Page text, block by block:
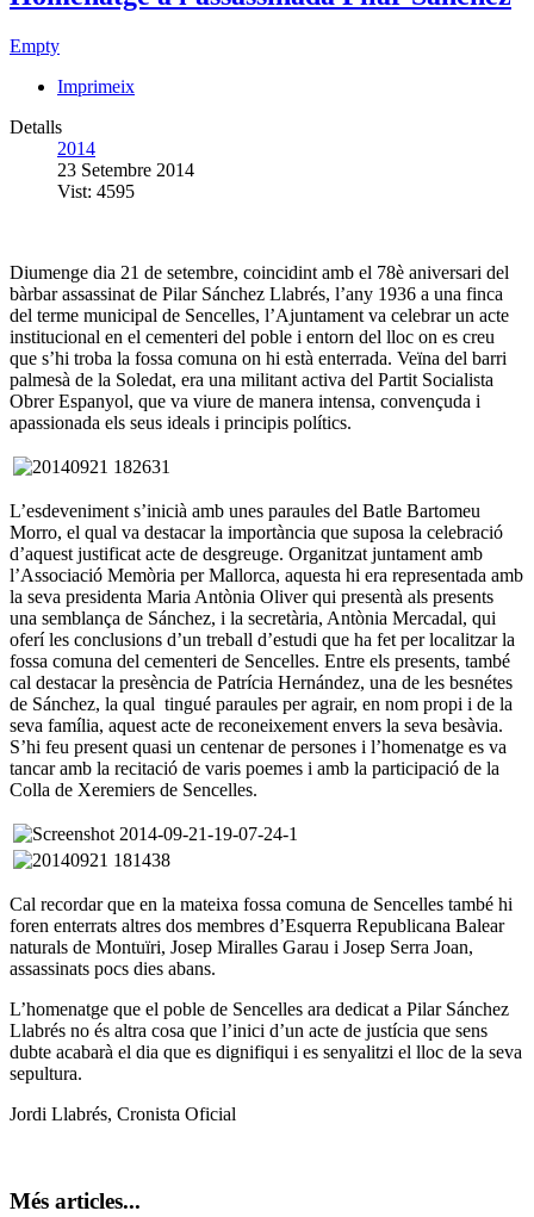
Empty
Imprimeix
Detalls
2014
23 Setembre 2014
Vist: 4595
Diumenge dia 21 de setembre, coincidint amb el 78è aniversari del
bàrbar assassinat de Pilar Sánchez Llabrés, l’any 1936 a una finca
del terme municipal de Sencelles, l’Ajuntament va celebrar un acte
institucional en el cementeri del poble i entorn del lloc on es creu
que s’hi troba la fossa comuna on hi està enterrada. Veïna del barri
palmesà de la Soledat, era una militant activa del Partit Socialista
Obrer Espanyol, que va viure de manera intensa, convençuda i
apassionada els seus ideals i principis polítics.
L’esdeveniment s’inicià amb unes paraules del Batle Bartomeu
Morro, el qual va destacar la importància que suposa la celebració
d’aquest justificat acte de desgreuge. Organitzat juntament amb
l’Associació Memòria per Mallorca, aquesta hi era representada amb
la seva presidenta Maria Antònia Oliver qui presentà als presents
una semblança de Sánchez, i la secretària, Antònia Mercadal, qui
oferí les conclusions d’un treball d’estudi que ha fet per localitzar la
fossa comuna del cementeri de Sencelles. Entre els presents, també
cal destacar la presència de Patrícia Hernández, una de les besnétes
de Sánchez, la qual tingué paraules per agrair, en nom propi i de la
seva família, aquest acte de reconeixement envers la seva besàvia.
S’hi feu present quasi un centenar de persones i l’homenatge es va
tancar amb la recitació de varis poemes i amb la participació de la
Colla de Xeremiers de Sencelles.
Cal recordar que en la mateixa fossa comuna de Sencelles també hi
foren enterrats altres dos membres d’Esquerra Republicana Balear
naturals de Montuïri, Josep Miralles Garau i Josep Serra Joan,
assassinats pocs dies abans.
L’homenatge que el poble de Sencelles ara dedicat a Pilar Sánchez
Llabrés no és altra cosa que l’inici d’un acte de justícia que sens
dubte acabarà el dia que es dignifiqui i es senyalitzi el lloc de la seva
sepultura.
Jordi Llabrés, Cronista Oficial
Més articles...